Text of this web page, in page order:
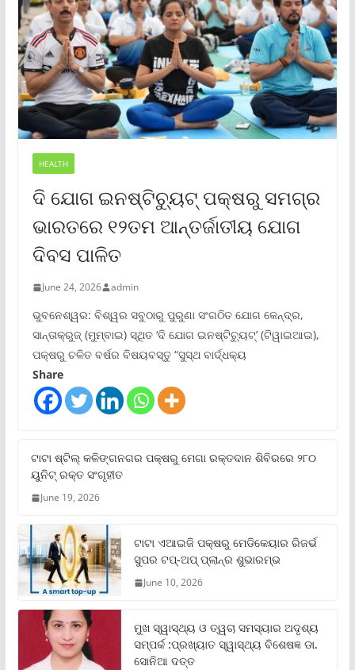
HEALTH
ଦି ଯୋଗ ଇନଷ୍ଟିଚ୍ୟୁଟ୍ ପକ୍ଷରୁ ସମଗ୍ର
ଭାରତରେ ୧୨ତମ ଆନ୍ତର୍ଜାତୀୟ ଯୋଗ
ଦିବସ ପାଳିତ
June 24, 2026 admin
ଭୁବନେଶ୍ୱର: ବିଶ୍ୱର ସବୁଠାରୁ ପୁରୁଣା ସଂଗଠିତ ଯୋଗ କେନ୍ଦ୍ର,
ସାନ୍ତାକ୍ରୁଜ୍ (ମୁମ୍ବାଇ) ସ୍ଥିତ ‘ଦି ଯୋଗ ଇନଷ୍ଟିଚ୍ୟୁଟ୍‌’ (ଟିୱାଇଆଇ),
ପକ୍ଷରୁ ଚଳିତ ବର୍ଷର ବିଷୟବସ୍ତୁ “ସୁସ୍ଥ ବାର୍ଦ୍ଧକ୍ୟ
Share
ଟାଟା ଷ୍ଟିଲ୍‌ କଳିଙ୍ଗନଗର ପକ୍ଷରୁ ମେଗା ରକ୍ତଦାନ ଶିବିରରେ ୨୮୦
ୟୁନିଟ୍‌ ରକ୍ତ ସଂଗୃହୀତ
June 19, 2026
ଟାଟା ଏଆଇଜି ପକ୍ଷରୁ ମେଡିକେୟାର ରିଜର୍ଭ
ସୁପର ଟପ୍‌-ଅପ୍ ପ୍ଲାନ୍‌ର ଶୁଭାରମ୍ଭ
June 10, 2026
ମୁଖ ସ୍ୱାସ୍ଥ୍ୟ ଓ ତ୍ୱଚା ସମସ୍ୟାର ଅଦୃଶ୍ୟ
ସମ୍ପର୍କ :ପ୍ରଖ୍ୟାତ ସ୍ୱାସ୍ଥ୍ୟ ବିଶେଷଜ୍ଞ ଡା.
ସୋନିଆ ଦତ୍ତ